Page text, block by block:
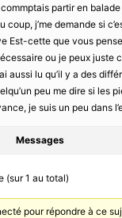
partir en
coup, j’me demande si
Est-cette que vous
ou je peux juste
aussi lu qu’il y a des
peu me dire si les
je suis un peu dans
Messages
(sur 1 au total)
pour répondre à ce